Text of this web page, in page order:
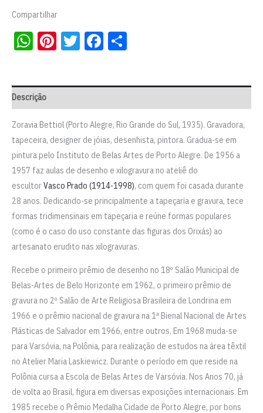
|
Bettiol
Compartilhar
WhatsApp
Pinterest
TwitterFacebook
Descrição
Zoravia Bettiol (Porto Alegre, Rio Grande do Sul, 1935). Gravadora,
tapeceira, designer de jóias, desenhista, pintora. Gradua-se em
pintura pelo Instituto de Belas Artes de Porto Alegre. De 1956 a
1957 faz aulas de desenho e xilogravura no ateliê do
escultorVasco Prado (1914-1998), com quem foi casada durante
28 anos. Dedicando-se principalmente a tapeçaria e gravura, tece
formas tridimensinais em tapeçaria e reúne formas populares
(como é o caso do uso constante das figuras dos Orixás) ao
artesanato erudito nas xilogravuras.
Recebe o primeiro prêmio de desenho no 18º Salão Municipal de
Belas-Artes de Belo Horizonte em 1962, o primeiro prêmio de
gravura no 2º Salão de Arte Religiosa Brasileira de Londrina em
1966 e o prêmio nacional de gravura na 1ª Bienal Nacional de Artes
Plásticas de Salvador em 1966, entre outros. Em 1968 muda-se
para Varsóvia, na Polônia, para realização de estudos na área têxtil
no Atelier Maria Laskiewicz. Durante o período em que reside na
Polônia cursa a Escola de Belas Artes de Varsóvia. Nos Anos 70, já
de volta ao Brasil, figura em diversas exposições internacionais. Em
1985 recebe o Prêmio Medalha Cidade de Porto Alegre, por bons